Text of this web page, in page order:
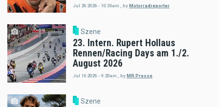
Jul 26 2026 - 10:36am byMotorradreporter
Szene
23. Intern. Rupert Hollaus
Rennen/Racing Days am 1./2.
August 2026
Jul 16 2026 - 9:20am byMR Presse
Szene